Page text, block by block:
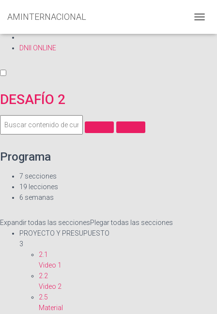
AMINTERNACIONAL
A
DNII ONLINE
DESAFÍO 2
Programa
7 secciones
19 lecciones
6 semanas
Expandir todas las seccionesPlegar todas las secciones
PROYECTO Y PRESUPUESTO
3
2.1
Video 1
2.2
Video 2
2.5
Material